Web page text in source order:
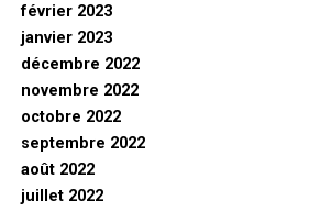
février 2023
janvier 2023
décembre 2022
novembre 2022
octobre 2022
septembre 2022
août 2022
juillet 2022